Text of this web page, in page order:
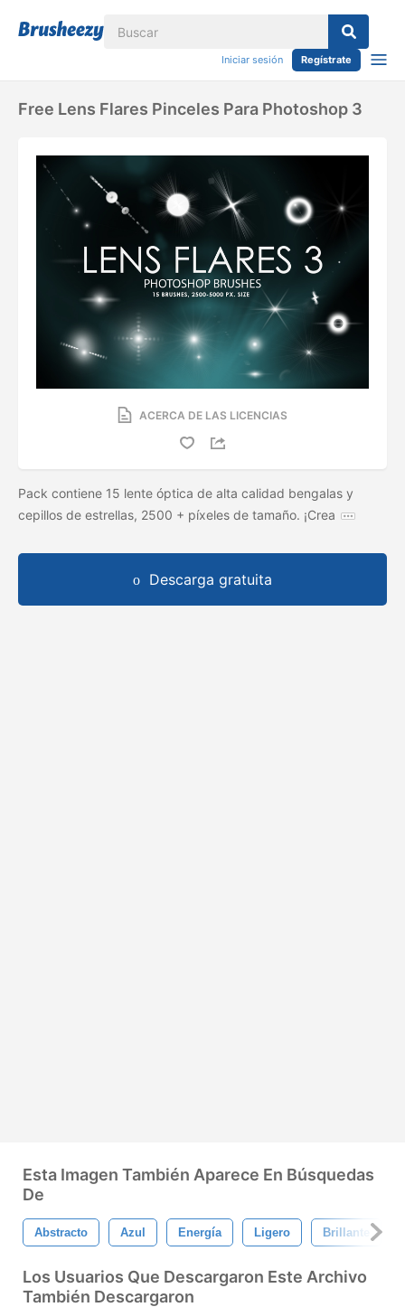
Iniciar sesión Regístrate
Free Lens Flares Pinceles Para Photoshop 3
ACERCA DE LAS LICENCIAS
Pack contiene 15 lente óptica de alta calidad bengalas y
cepillos de estrellas, 2500 + píxeles de tamaño. ¡Crea
Descarga gratuita
Esta Imagen También Aparece En Búsquedas
De
Abstracto Azul Energía Ligero Brillante
Los Usuarios Que Descargaron Este Archivo
También Descargaron